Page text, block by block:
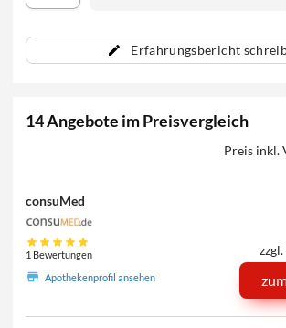
Erfahrungsbericht
14 Angebote im Preisvergleich
Preis inkl.
consuMed
1 Bewertungen
Apothekenprofil ansehen